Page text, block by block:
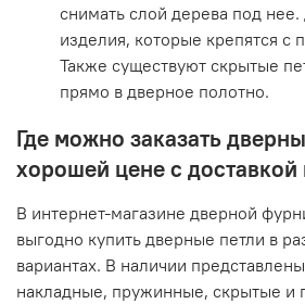
снимать слой дерева под
изделия, которые крепятся
Также существуют скрытые
прямо в дверное полотно.
Где можно заказать
хорошей цене с
В интернет-магазине дверной
выгодно купить дверные петли в
вариантах. В наличии
накладные, пружинные, скрытые и